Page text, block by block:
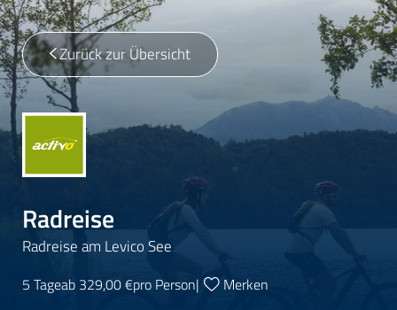
Zurück zur Übersicht
Radreise
Radreise am Levico See
5 Tageab 329,00 €pro Person| Merken